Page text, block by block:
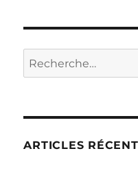
Recherche
pour :
ARTICLES